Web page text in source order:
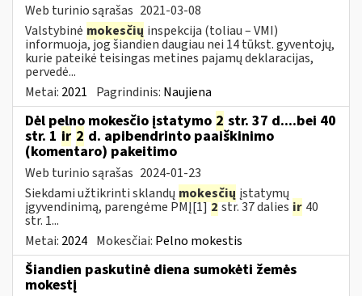
Web turinio sąrašas 2021-03-08
Valstybinė mokesčių inspekcija (toliau – VMI)
informuoja, jog šiandien daugiau nei 14 tūkst. gyventojų,
kurie pateikė teisingas metines pajamų deklaracijas,
pervedė...
Metai: 2021 Pagrindinis: Naujiena
Dėl pelno mokesčio įstatymo 2 str. 37 d....bei 40
str. 1 ir 2 d. apibendrinto paaiškinimo
(komentaro) pakeitimo
Web turinio sąrašas 2024-01-23
Siekdami užtikrinti sklandų mokesčių įstatymų
įgyvendinimą, parengėme PMĮ[1]2str. 37 dalies ir 40
str. 1...
Metai: 2024 Mokesčiai: Pelno mokestis
Šiandien paskutinė diena sumokėti žemės
mokestį